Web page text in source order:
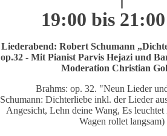
19:00 bis
Liederabend: Robert Schumann
op.32 - Mit Pianist Parvis Hejazi und
Moderation Christian
Brahms: op. 32. "Neun Lieder
Schumann: Dichterliebe inkl. der Lieder
Angesicht, Lehn deine Wang, Es
Wagen rollet langsam)